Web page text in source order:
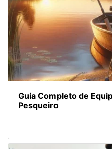
Guia Completo de
Pesqueiro